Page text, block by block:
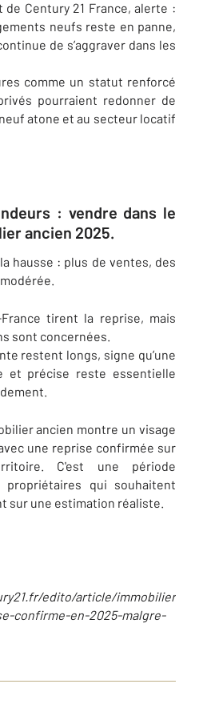
de Century 21 France, alerte :
neufs reste en panne,
de s’aggraver dans les
comme un statut renforcé
pourraient redonner de
neuf atone et au secteur locatif
: vendre dans le
ancien 2025.
hausse : plus de ventes, des
France tirent la reprise, mais
sont concernées.
restent longs, signe qu’une
et précise reste essentielle
ancien montre un visage
une reprise confirmée sur
C'est une période
qui souhaitent
sur une estimation réaliste.
edito/article/immobilier
confirme-en-2025-malgre-